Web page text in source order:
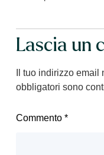
Lascia un
Il tuo indirizzo
obbligatori sono
Commento *